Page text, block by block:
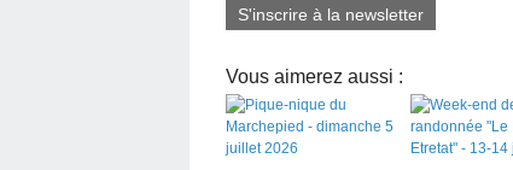
S'inscrire à la newsletter
Vous aimerez aussi :